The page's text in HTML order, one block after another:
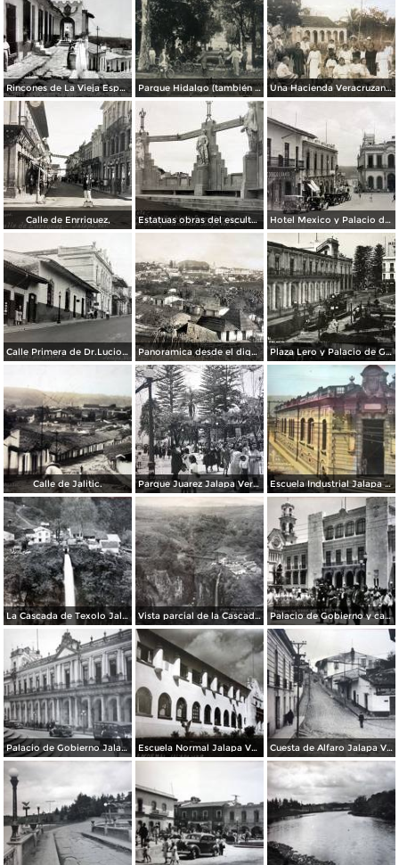
Rincones de La Vieja España. Parque Hidalgo (también conocido como parque Los Berros) Una Hacienda Veracruzana.
Calle de Enrriquez, Estatuas obras del escultor Jalapeno Enrrique Guerra. Hotel Mexico y Palacio de Justicia Xalapa Veracruz
Calle Primera de Dr.Lucio Xalapa Veracruz Panoramica desde el dique Xalapa Veracruz. Plaza Lero y Palacio de Gobierno
Calle de Jalitic. Parque Juarez Jalapa Veracruz. Escuela Industrial Jalapa Veracruz.
La Cascada de Texolo Jalapa Veracruz. Vista parcial de la Cascada de Texolo Jalapa Veracruz. Palacio de Gobierno y catedral Jalapa Veracruz.
Palacio de Gobierno Jalapa Veracruz. Escuela Normal Jalapa Veracruz. Cuesta de Alfaro Jalapa Veracruz.